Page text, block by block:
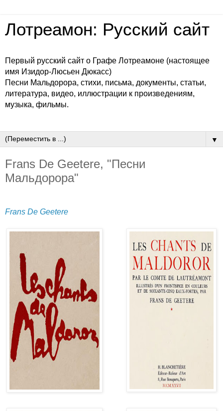
Лотреамон: Русский сайт
Первый русский сайт о Графе Лотреамоне (настоящее
имя Изидор-Люсьен Дюкасс)
Песни Мальдорора, стихи, письма, документы, статьи,
литература, видео, иллюстрации к произведениям,
музыка, фильмы.
▼
Frans De Geetere, "Песни
Мальдорора"
Frans De Geetere